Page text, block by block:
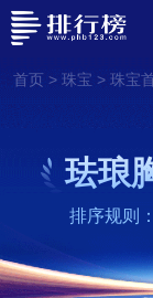
首页> 珠宝 > 珠宝
珐琅
排序规则